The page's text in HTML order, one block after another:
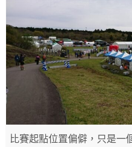
比賽起點位置偏僻，只是一